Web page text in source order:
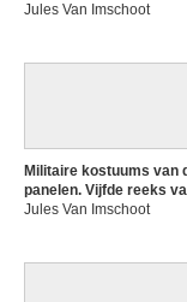
Jules Van Imschoot
Militaire kostuums van
panelen. Vijfde reeks
Jules Van Imschoot